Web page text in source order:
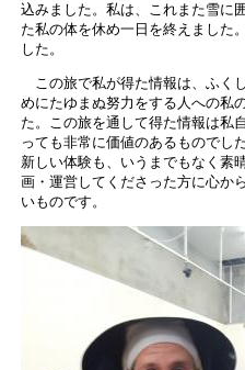
込みました。私は、これまた雪に
た私の体を休め一日を終えました
した。
この旅で私が得た情報は、ふく
めにたゆまぬ努力をする人への私
た。この旅を通して得た情報は私
っても非常に価値のあるものでし
新しい体験も、いうまでもなく素
画・運営してくださった方に心か
いものです。